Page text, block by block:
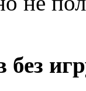
без